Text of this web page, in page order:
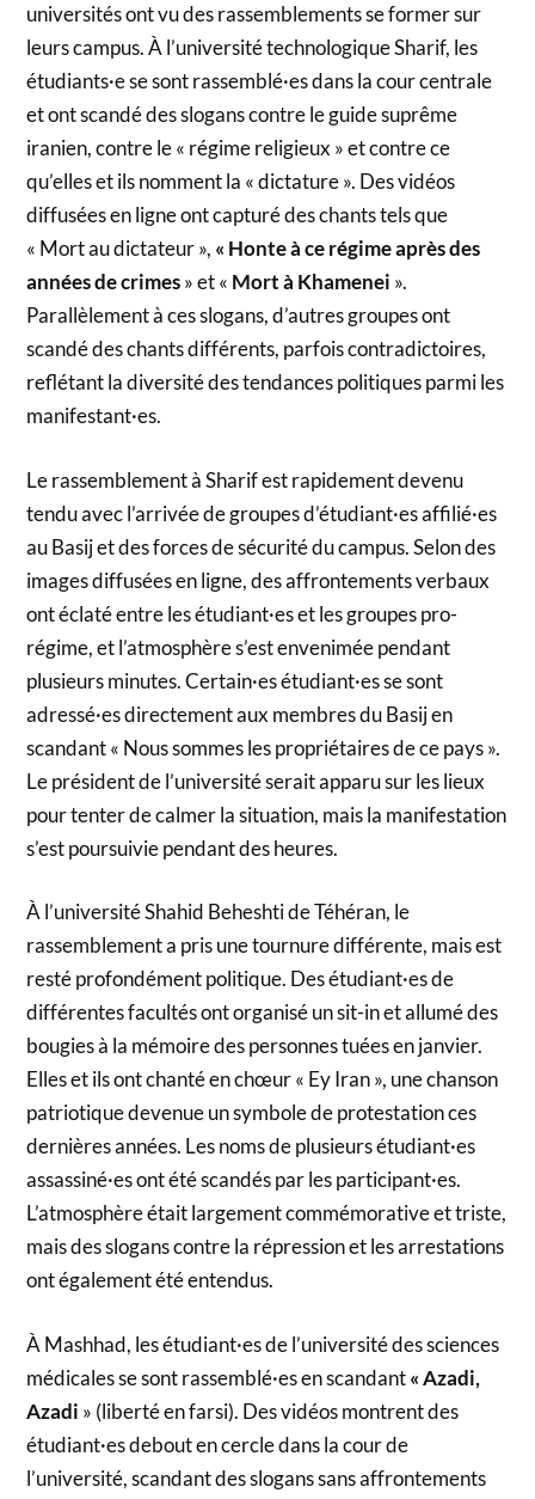
universités ont vu des rassemblements se former sur
leurs campus. À l’université technologique Sharif, les
étudiants·e se sont rassemblé·es dans la cour centrale
et ont scandé des slogans contre le guide suprême
iranien, contre le « régime religieux » et contre ce
qu’elles et ils nomment la « dictature ». Des vidéos
diffusées en ligne ont capturé des chants tels que
« Mort au dictateur », « Honte à ce régime après des
années de crimes» et « Mort à Khamenei ».
Parallèlement à ces slogans, d’autres groupes ont
scandé des chants différents, parfois contradictoires,
reflétant la diversité des tendances politiques parmi les
manifestant·es.
Le rassemblement à Sharif est rapidement devenu
tendu avec l’arrivée de groupes d’étudiant·es affilié·es
au Basij et des forces de sécurité du campus. Selon des
images diffusées en ligne, des affrontements verbaux
ont éclaté entre les étudiant·es et les groupes pro-
régime, et l’atmosphère s’est envenimée pendant
plusieurs minutes. Certain·es étudiant·es se sont
adressé·es directement aux membres du Basij en
scandant « Nous sommes les propriétaires de ce pays ».
Le président de l’université serait apparu sur les lieux
pour tenter de calmer la situation, mais la manifestation
s’est poursuivie pendant des heures.
À l’université Shahid Beheshti de Téhéran, le
rassemblement a pris une tournure différente, mais est
resté profondément politique. Des étudiant·es de
différentes facultés ont organisé un sit-in et allumé des
bougies à la mémoire des personnes tuées en janvier.
Elles et ils ont chanté en chœur « Ey Iran », une chanson
patriotique devenue un symbole de protestation ces
dernières années. Les noms de plusieurs étudiant·es
assassiné·es ont été scandés par les participant·es.
L’atmosphère était largement commémorative et triste,
mais des slogans contre la répression et les arrestations
ont également été entendus.
À Mashhad, les étudiant·es de l’université des sciences
médicales se sont rassemblé·es en scandant« Azadi,
Azadi » (liberté en farsi). Des vidéos montrent des
étudiant·es debout en cercle dans la cour de
l’université, scandant des slogans sans affrontements